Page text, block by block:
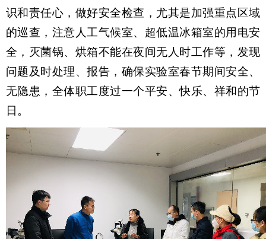
识和责任心，做好安全检查，尤其是加强重点区域
的巡查，注意人工气候室、超低温冰箱室的用电安
全，灭菌锅、烘箱不能在夜间无人时工作等，发现
问题及时处理、报告，确保实验室春节期间安全、
无隐患，全体职工度过一个平安、快乐、祥和的节
日。